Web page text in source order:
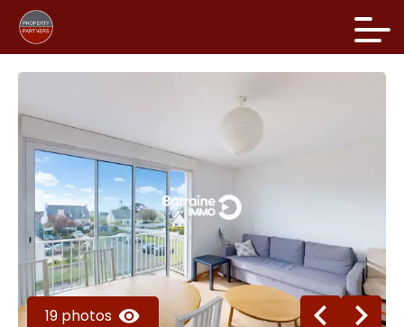
19 photos